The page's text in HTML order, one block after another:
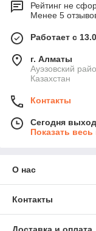
Рейтинг не
Менее 5
Работает с
г. Алматы
Ауэзовский
Казахстан
Контакты
Сегодня
Показать
О нас
Контакты